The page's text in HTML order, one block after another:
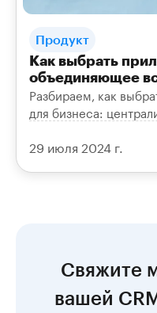
Продукт
Как выбрать
объединяющее
Разбираем, как
для бизнеса:
над общением.
29 июля 2024 г.
Свяжите
вашей